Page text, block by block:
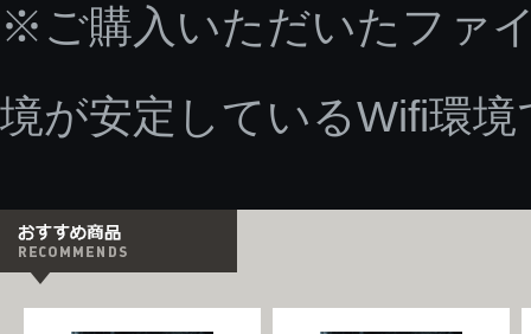
※ご購入いただいたファ
境が安定しているWifi環